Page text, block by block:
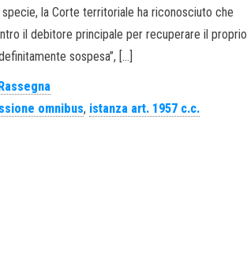
specie, la Corte territoriale ha riconosciuto che
il debitore principale per recuperare il proprio
sospesa”, […]
Rassegna
omnibus, istanza art. 1957 c.c.